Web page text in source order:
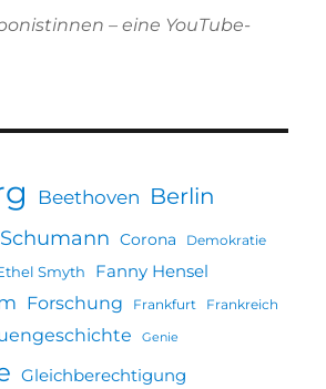
– eine YouTube-
Beethoven Berlin
Corona Demokratie
Smyth Fanny Hensel
Forschung Frankfurt Frankreich
Genie
Gleichberechtigung